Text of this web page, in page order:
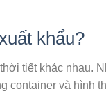
khẩu?
tiết khác nhau.
container và hình